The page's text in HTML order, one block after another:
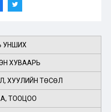
УНШИХ
ХУВААРЬ
ХУУЛИЙН ТӨСӨЛ
ТООЦОО